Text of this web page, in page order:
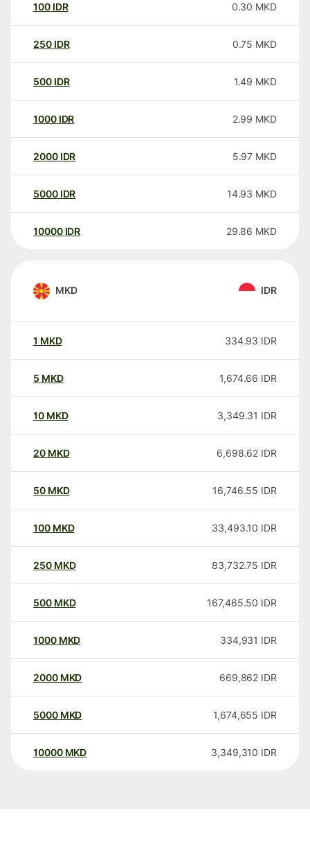
100 IDR 0.30 MKD
250 IDR 0.75 MKD
500 IDR 1.49 MKD
1000 IDR 2.99 MKD
2000 IDR 5.97 MKD
5000 IDR 14.93 MKD
10000 IDR 29.86 MKD
MKD IDR
1 MKD 334.93 IDR
5 MKD 1,674.66 IDR
10 MKD 3,349.31 IDR
20 MKD 6,698.62 IDR
50 MKD 16,746.55 IDR
100 MKD 33,493.10 IDR
250 MKD 83,732.75 IDR
500 MKD 167,465.50 IDR
1000 MKD 334,931 IDR
2000 MKD 669,862 IDR
5000 MKD 1,674,655 IDR
10000 MKD 3,349,310 IDR